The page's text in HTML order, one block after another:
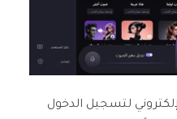
لتسجيل الدخول